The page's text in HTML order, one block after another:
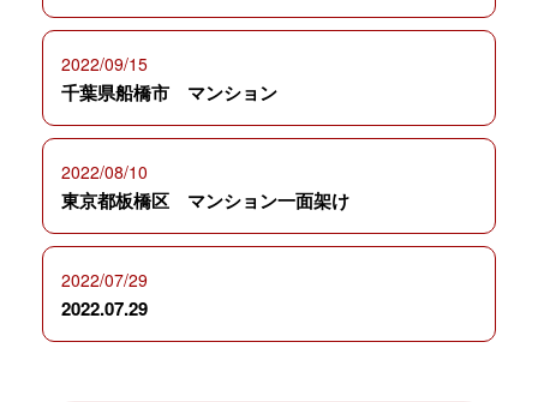
2022/09/15
千葉県船橋市 マンション
2022/08/10
東京都板橋区 マンション一面架け
2022/07/29
2022.07.29